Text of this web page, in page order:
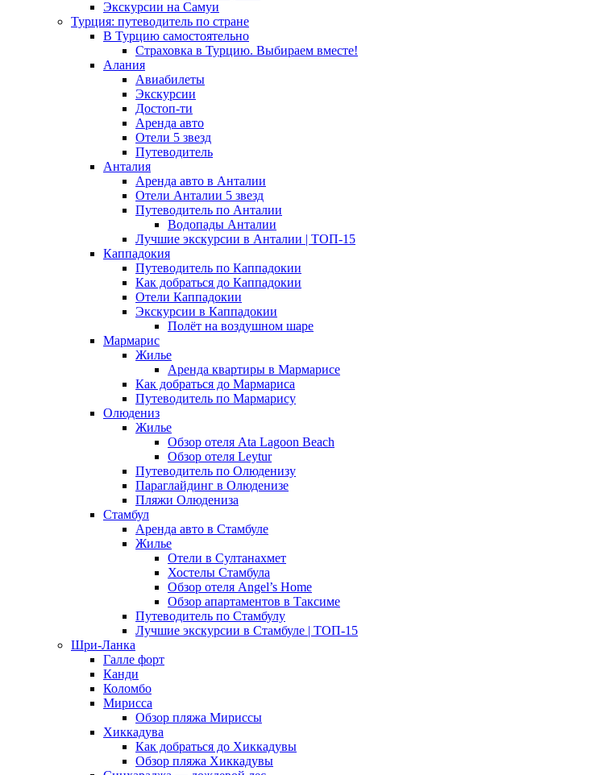
Экскурсии на Самуи
Турция: путеводитель по стране
В Турцию самостоятельно
Страховка в Турцию. Выбираем вместе!
Алания
Авиабилеты
Экскурсии
Достоп-ти
Аренда авто
Отели 5 звезд
Путеводитель
Анталия
Аренда авто в Анталии
Отели Анталии 5 звезд
Путеводитель по Анталии
Водопады Анталии
Лучшие экскурсии в Анталии | ТОП-15
Каппадокия
Путеводитель по Каппадокии
Как добраться до Каппадокии
Отели Каппадокии
Экскурсии в Каппадокии
Полёт на воздушном шаре
Мармарис
Жилье
Аренда квартиры в Мармарисе
Как добраться до Мармариса
Путеводитель по Мармарису
Олюдениз
Жилье
Обзор отеля Ata Lagoon Beach
Обзор отеля Leytur
Путеводитель по Олюденизу
Параглайдинг в Олюденизе
Пляжи Олюдениза
Стамбул
Аренда авто в Стамбуле
Жилье
Отели в Султанахмет
Хостелы Стамбула
Обзор отеля Angel’s Home
Обзор апартаментов в Таксиме
Путеводитель по Стамбулу
Лучшие экскурсии в Стамбуле | ТОП-15
Шри-Ланка
Галле форт
Канди
Коломбо
Мирисса
Обзор пляжа Мириссы
Хиккадува
Как добраться до Хиккадувы
Обзор пляжа Хиккадувы